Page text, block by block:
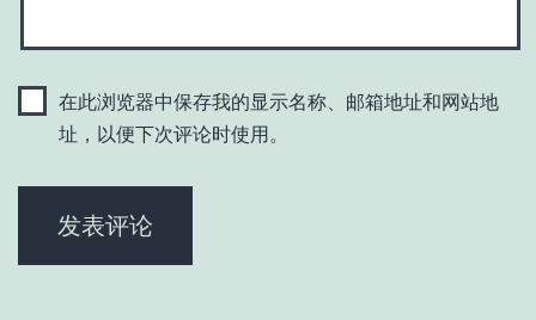
在此浏览器中保存我的显示名称、邮箱地址和网站地
址，以便下次评论时使用。